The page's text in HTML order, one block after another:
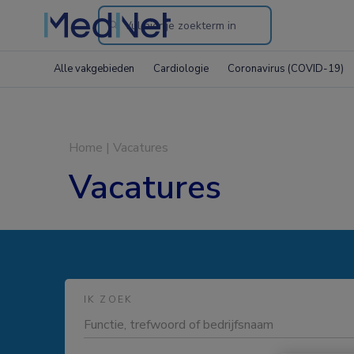
Search
the
Alle vakgebieden Cardiologie Coronavirus (COVID-19)
Home | Vacatures
Vacatures
IK ZOEK